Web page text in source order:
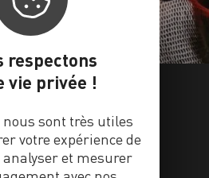
respectons
vie privée !
nous sont très utiles
votre expérience de
et mesurer